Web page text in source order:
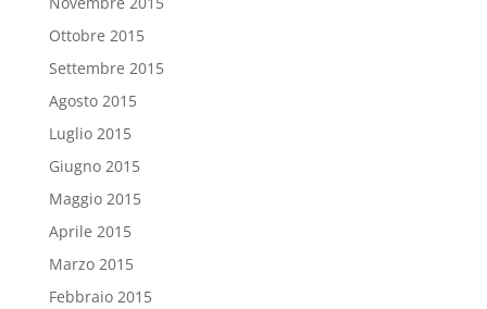
Ottobre 2015
Settembre 2015
Agosto 2015
Luglio 2015
Giugno 2015
Maggio 2015
Aprile 2015
Marzo 2015
Febbraio 2015